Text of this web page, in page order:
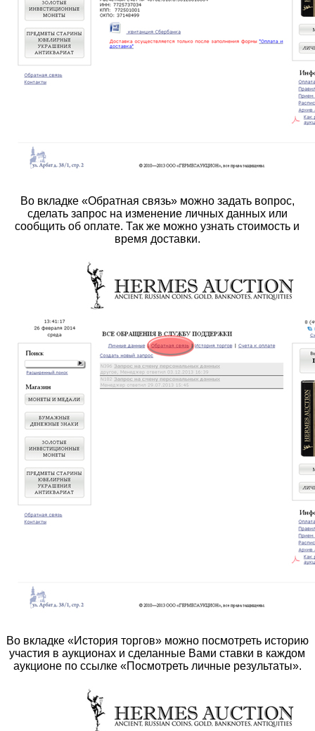
Во вкладке «Обратная связь» можно задать вопрос,
сделать запрос на изменение личных данных или
сообщить об оплате. Так же можно узнать стоимость и
время доставки.
Во вкладке «История торгов» можно посмотреть историю
участия в аукционах и сделанные Вами ставки в каждом
аукционе по ссылке «Посмотреть личные результаты».